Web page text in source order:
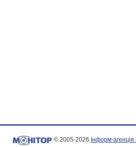
© 2005-2026 Інформ-агенція